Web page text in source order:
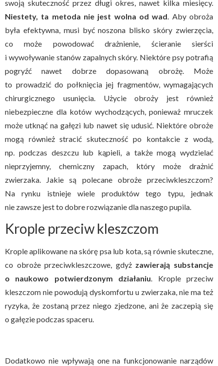
swoją skuteczność przez długi okres, nawet kilka miesięcy.
Niestety, ta metoda nie jest wolna od wad. Aby obroża
była efektywna, musi być noszona blisko skóry zwierzęcia,
co może powodować drażnienie, ścieranie sierści
i wywoływanie stanów zapalnych skóry. Niektóre psy potrafią
pogryźć nawet dobrze dopasowaną obrożę. Może
to prowadzić do połknięcia jej fragmentów, wymagających
chirurgicznego usunięcia. Użycie obroży jest również
niebezpieczne dla kotów wychodzących, ponieważ mruczek
może utknąć na gałęzi lub nawet się udusić. Niektóre obroże
mogą również stracić skuteczność po kontakcie z wodą,
np. podczas deszczu lub kąpieli, a także mogą wydzielać
nieprzyjemny, chemiczny zapach, który może drażnić
zwierzaka. Jakie są polecane obroże przeciwkleszczom?
Na rynku istnieje wiele produktów tego typu, jednak
nie zawsze jest to dobre rozwiązanie dla naszego pupila.
Krople przeciw kleszczom
Krople aplikowane na skórę psa lub kota, są równie skuteczne,
co obroże przeciwkleszczowe, gdyż zawierają substancje
o naukowo potwierdzonym działaniu. Krople przeciw
kleszczom nie powodują dyskomfortu u zwierzaka, nie ma też
ryzyka, że zostaną przez niego zjedzone, ani że zaczepią się
o gałęzie podczas spaceru.
Dodatkowo nie wpływają one na funkcjonowanie narządów